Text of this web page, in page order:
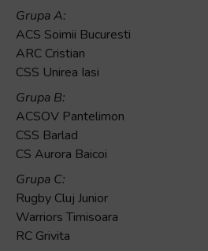
Grupa A:
ACS Soimii Bucuresti
ARC Cristian
CSS Unirea Iasi
Grupa B:
ACSOV Pantelimon
CSS Barlad
CS Aurora Baicoi
Grupa C:
Rugby Cluj Junior
Warriors Timisoara
RC Grivita